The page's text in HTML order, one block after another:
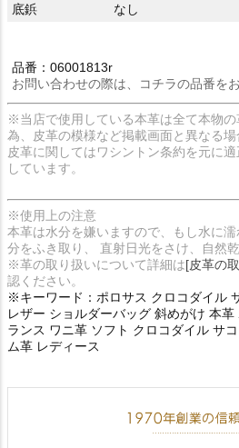
底鋲
なし
品番：06001813r
お問い合わせの際は、コチラの品番を
※当店で使用している本革は全て本物
為、皮革の模様など掲載画面と異なる
皮革に関してはワシントン条約を元に
しています。
※使用上の注意
本革は水分を嫌いますので、もし水に
分をふき取り、 直射日光をさけ、自然
※革の取り扱いについて詳細は[皮革の
認ください。
※キーワード：ポロサス クロコダイル
レザー ショルダーバッグ 斜めがけ 本
ランス ワニ革 ソフト クロコダイル サ
ム革 レディース